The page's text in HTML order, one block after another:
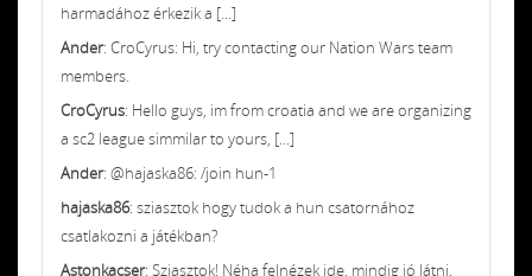
harmadához érkezik a [...]
Ander: CroCyrus: Hi, try contacting our Nation Wars team
members.
CroCyrus: Hello guys, im from croatia and we are organizing
a sc2 league simmilar to yours, [...]
Ander: @hajaska86: /join hun-1
hajaska86: sziasztok hogy tudok a hun csatornához
csatlakozni a játékban?
Astonkacser: Sziasztok! Néha felnézek ide, mindig jó látni,